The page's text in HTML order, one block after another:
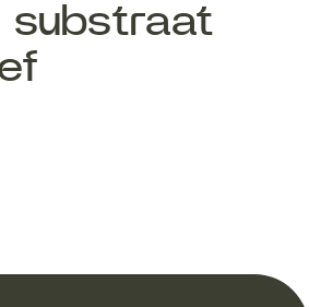
substraat